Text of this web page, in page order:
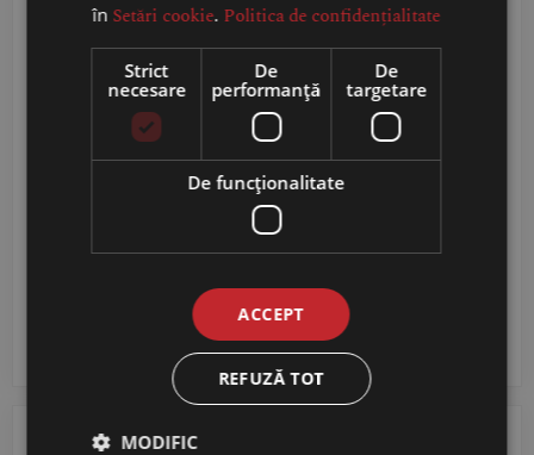
Vin Spumant Alb Brut,
Bardul din Mircesti –
ADAUGĂ ÎN COȘ
Vin Spumant Brut Alb
Domeniile Vorniceni
ADAUGĂ ÎN COȘ
Reducere 25%
în Setări cookie. Politica de confidențialitate
Strict
necesare
De
performanță
De
targetare
De funcţionalitate
ACCEPT
REFUZĂ TOT
MODIFIC